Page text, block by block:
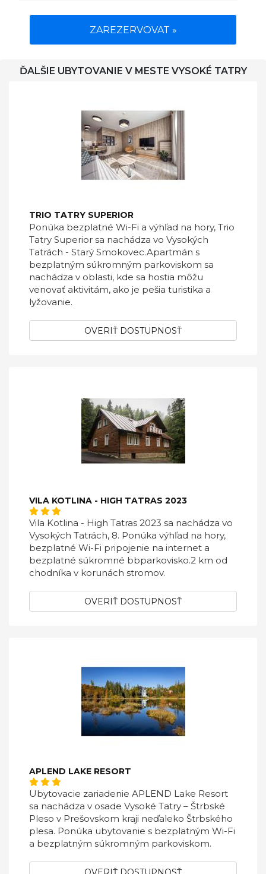
ZAREZERVOVAT »
ĎALŠIE UBYTOVANIE V MESTE VYSOKÉ TATRY
TRIO TATRY SUPERIOR
Ponúka bezplatné Wi-Fi a výhľad na hory, Trio
Tatry Superior sa nachádza vo Vysokých
Tatrách - Starý Smokovec.Apartmán s
bezplatným súkromným parkoviskom sa
nachádza v oblasti, kde sa hostia môžu
venovať aktivitám, ako je pešia turistika a
lyžovanie.
OVERIŤ DOSTUPNOSŤ
VILA KOTLINA - HIGH TATRAS 2023
Vila Kotlina - High Tatras 2023 sa nachádza vo
Vysokých Tatrách, 8. Ponúka výhľad na hory,
bezplatné Wi-Fi pripojenie na internet a
bezplatné súkromné bbparkovisko.2 km od
chodníka v korunách stromov.
OVERIŤ DOSTUPNOSŤ
APLEND LAKE RESORT
Ubytovacie zariadenie APLEND Lake Resort
sa nachádza v osade Vysoké Tatry – Štrbské
Pleso v Prešovskom kraji neďaleko Štrbského
plesa. Ponúka ubytovanie s bezplatným Wi-Fi
a bezplatným súkromným parkoviskom.